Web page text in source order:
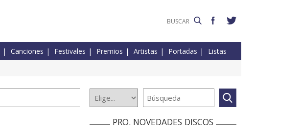
Canciones Festivales Premios Artistas Portadas Listas
PRO. NOVEDADES DISCOS